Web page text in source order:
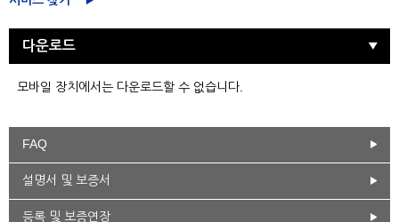
다운로드
모바일 장치에서는 다운로드할 수 없습니다.
FAQ
설명서 및 보증서
등록 및 보증연장